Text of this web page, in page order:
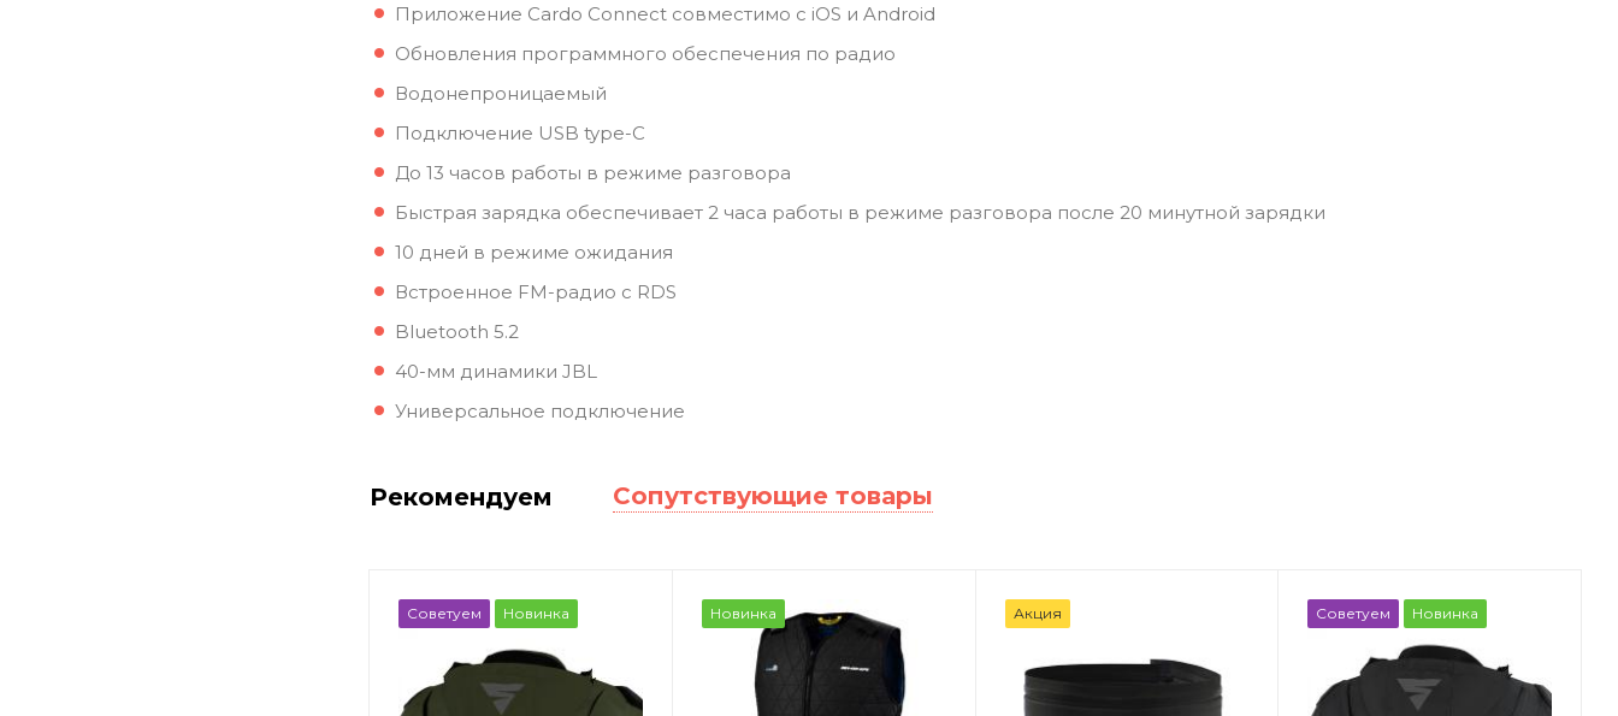
Приложение Cardo Connect совместимо с iOS и Android
Обновления программного обеспечения по радио
Водонепроницаемый
Подключение USB type-C
До 13 часов работы в режиме разговора
Быстрая зарядка обеспечивает 2 часа работы в режиме разговора после 20 минутной зарядки
10 дней в режиме ожидания
Встроенное FM-радио с RDS
Bluetooth 5.2
40-мм динамики JBL
Универсальное подключение
Рекомендуем Сопутствующие товары
Советуем Новинка Новинка Акция Советуем Новинка